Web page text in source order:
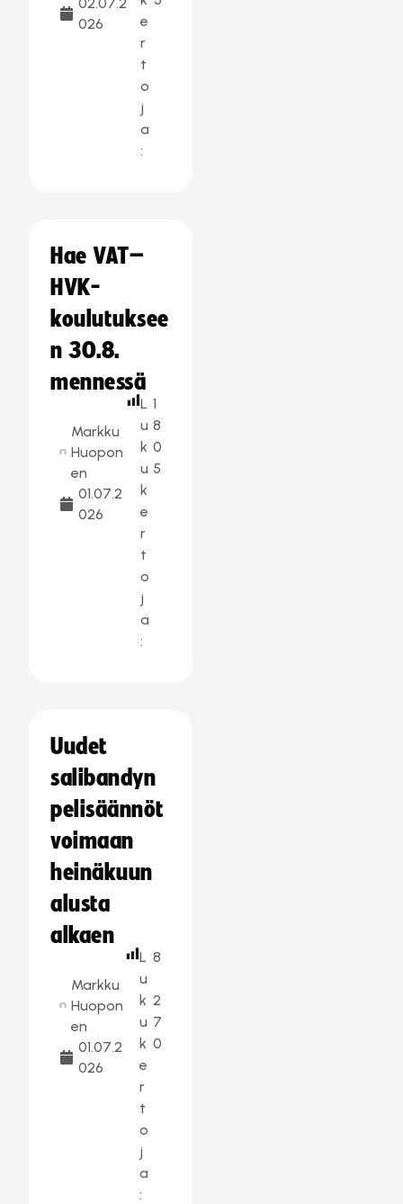
026
e
r
t
o
j
a
:
Hae VAT–
HVK-
koulutuksee
n 30.8.
mennessä
Markku
Huopon
en
01.07.2
026
L
u
k
u
k
e
r
t
o
j
a
:
1
8
0
5
Uudet
salibandyn
pelisäännöt
voimaan
heinäkuun
alusta
alkaen
Markku
Huopon
en
01.07.2
026
L
u
k
u
k
e
r
t
o
j
a
:
8
2
7
0